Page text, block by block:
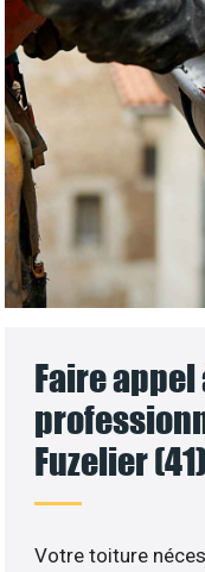
Faire
Fuzelier (41)
Votre toiture